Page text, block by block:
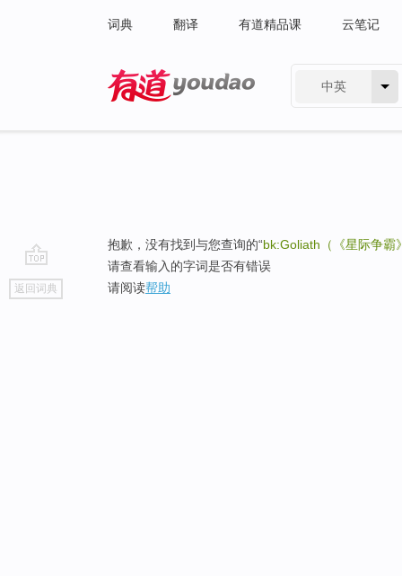
词典 翻译 有道精品课 云笔记
中英
go
top
返回词典
抱歉，没有找到与您查询的“bk:Goliath（《星际争霸
请查看输入的字词是否有错误
请阅读帮助